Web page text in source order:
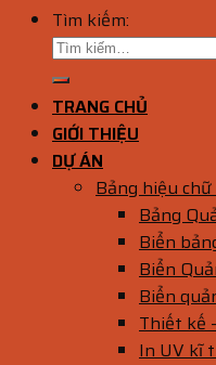
Tìm kiếm:
TRANG CHỦ
GIỚI THIỆU
DỰ ÁN
Bảng hiệu
Bảng
Biển
Biển
Biển
Thiết kế
In UV kĩ